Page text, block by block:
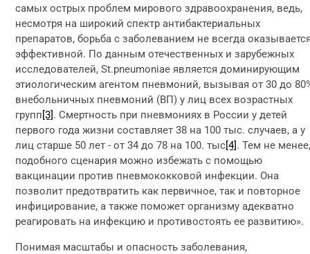
самых острых проблем мирового здравоохранения, ведь,
несмотря на широкий спектр антибактериальных
препаратов, борьба с заболеванием не всегда
эффективной. По данным отечественных и зарубежных
исследователей, St.pneumoniae является доминирующим
этиологическим агентом пневмоний, вызывая от 30 до
внебольничных пневмоний (ВП) у лиц всех возрастных
групп[3]. Смертность при пневмониях в России у детей
первого года жизни составляет 38 на 100 тыс. случаев, а у
лиц старше 50 лет - от 34 до 78 на 100. тыс[4]. Тем не
подобного сценария можно избежать с помощью
вакцинации против пневмококковой инфекции. Она
позволит предотвратить как первичное, так и повторное
инфицирование, а также поможет организму адекватно
реагировать на инфекцию и противостоять ее развитию».
Понимая масштабы и опасность заболевания,